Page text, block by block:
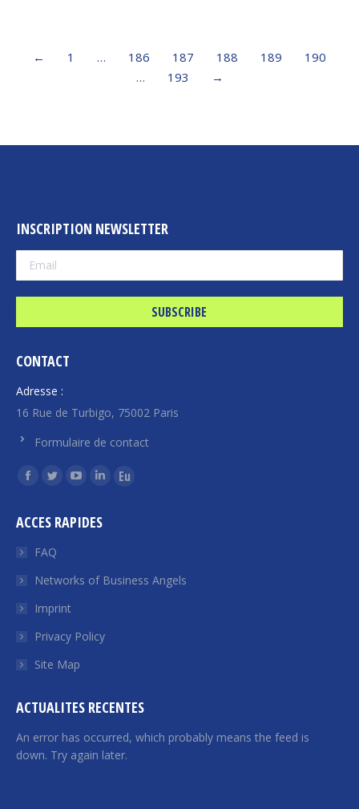
← 1 … 186 187 188 189
190
…
193 →
INSCRIPTION NEWSLETTER
CONTACT
Adresse :
16 Rue de Turbigo, 75002 Paris
Formulaire de contact
Find us on:
Facebook
opens
window
Twitter
opens
in
window
YouTube
opens
window
Linkedin
opens
window
Euroquity
window
ACCES RAPIDES
FAQ
Networks of Business Angels
Imprint
Privacy Policy
Site Map
ACTUALITES RECENTES
An error has occurred, which probably means the feed is
down. Try again later.